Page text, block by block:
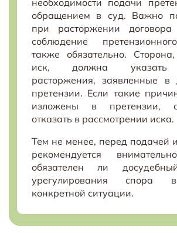
необходимости подачи
обращением в суд. Важно
при расторжении
соблюдение
также обязательно.
иск, должна указать
расторжения, заявленные в
претензии. Если такие
изложены в претензии,
отказать в рассмотрении иска.
Тем не менее, перед подачей
рекомендуется
обязателен ли
урегулирования спора
конкретной ситуации.